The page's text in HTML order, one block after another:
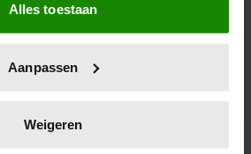
over uw geografische
paar meter nauwkeurig kan zijn
eigenschappen (fingerprinting)
in het
Alles toestaan
Aanpassen
Weigeren